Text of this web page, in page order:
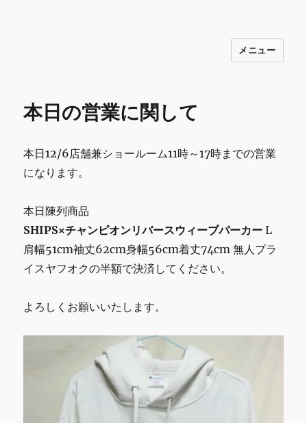
INNOCENCE ～日常に彩りを～ フ
物 etc販売 江戸川区瑞江
メニュー
本日の営業に関して
本日12/6店舗兼ショールーム11時～17時までの営業
になります。
本日陳列商品
SHIPS×チャンピオンリバースウィーブパーカー L
肩幅51cm袖丈62cm身幅56cm着丈74cm 無人プラ
イスヤフオクの半額で決済してください。
よろしくお願いいたします。